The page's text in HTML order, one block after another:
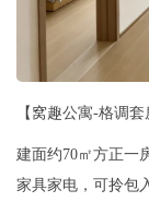
【窝趣公寓-格调套
建面约70㎡方正一
家具家电，可拎包